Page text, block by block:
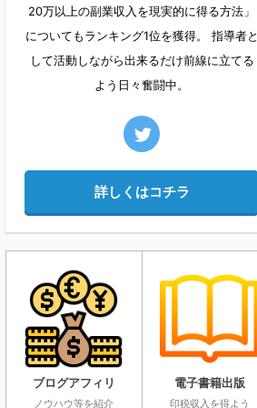
20万以上の副業収入を現実的に得る方法」
についてもランキング1位を獲得。 指導者と
して活動しながら出来るだけ前線に立てる
よう日々奮闘中。
詳しくはコチラ
ブログアフィリ
ノウハウ等を紹介
電子書籍出版
印税収入を得よう